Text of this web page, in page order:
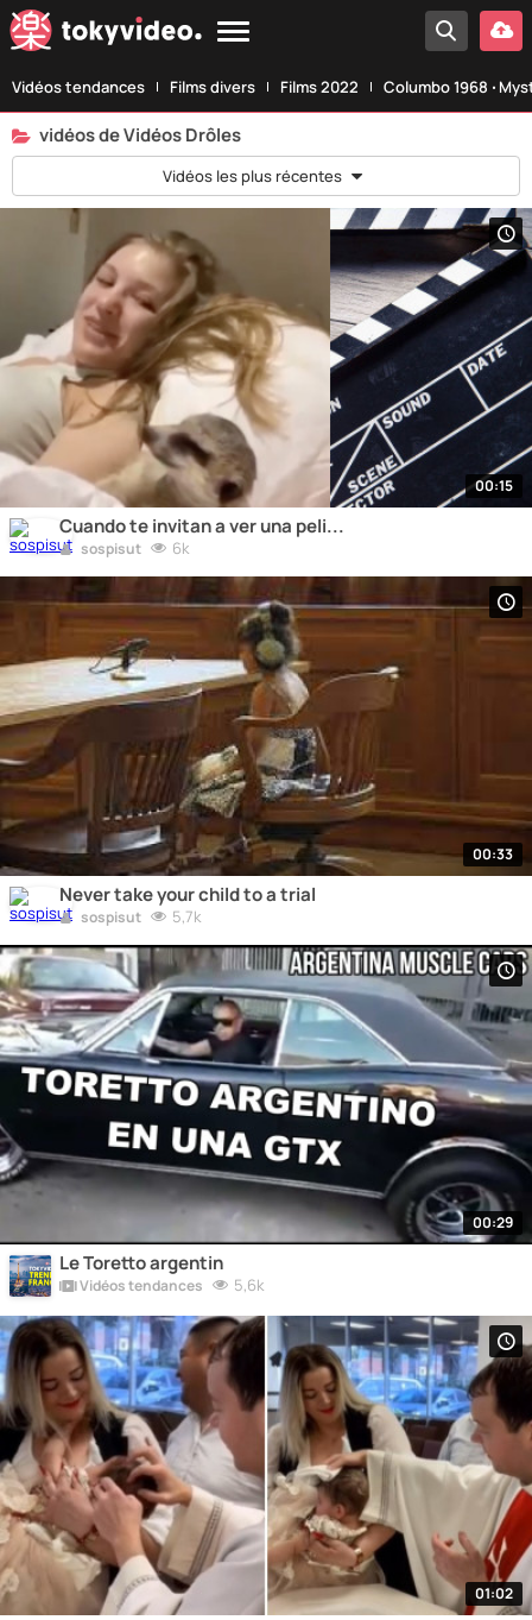
Vidéos tendances Films divers Films 2022 Columbo 1968 ‧
vidéos de Vidéos Drôles
Vidéos les plus récentes
00:15
Cuando te invitan a ver una peli...
sospisut 6k
00:33
Never take your child to a trial
sospisut 5,7k
00:29
Le Toretto argentin
Vidéos tendances 5,6k
01:02